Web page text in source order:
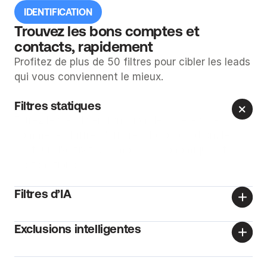
IDENTIFICATION
Trouvez les bons comptes et
contacts, rapidement
Profitez de plus de 50 filtres pour cibler les leads
qui vous conviennent le mieux.
Filtres statiques
Filtres d’IA
Exclusions intelligentes